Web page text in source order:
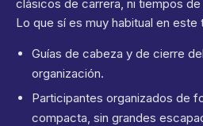
clásicos de carrera, ni tiempos
Lo que sí es muy habitual en este
Guías de cabeza y de cierre
organización.
Participantes organizados de
compacta, sin grandes